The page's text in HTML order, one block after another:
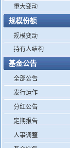
重大变动
规模份额
规模变动
持有人结构
基金公告
全部公告
发行运作
分红公告
定期报告
人事调整